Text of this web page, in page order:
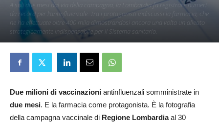
A soli due mesi dal via della campagna, la Lombardia fa registrare numeri
da record per l'antinfluenzale. Tra i protagonisti indiscussi la farmacia, che
ne ha effettuate oltre 400 mila dimostrandosi ancora una volta un alleato
strategicamente indispensabile per il Sistema sanitario.
Redazione 2 Dicembre 2025
Due milioni di vaccinazioni antinfluenzali somministrate in
due mesi. E la farmacia come protagonista. È la fotografia
della campagna vaccinale di Regione Lombardiaal 30